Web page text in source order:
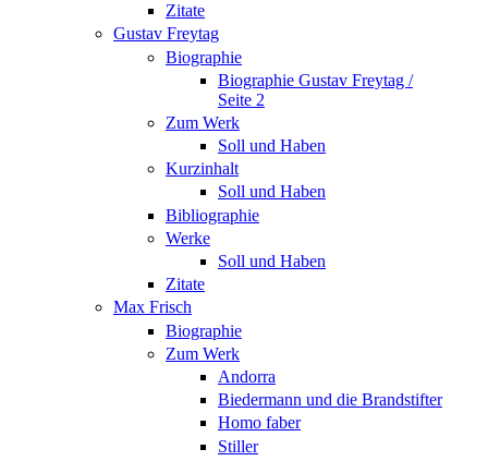
Zitate
Gustav Freytag
Biographie
Biographie Gustav Freytag /
Seite 2
Zum Werk
Soll und Haben
Kurzinhalt
Soll und Haben
Bibliographie
Werke
Soll und Haben
Zitate
Max Frisch
Biographie
Zum Werk
Andorra
Biedermann und die Brandstifter
Homo faber
Stiller